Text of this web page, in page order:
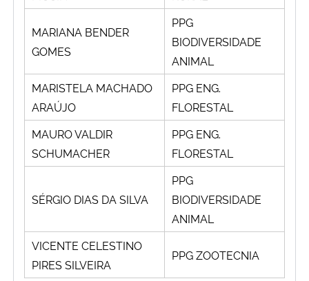
MARIANA BENDER
GOMES
PPG
BIODIVERSIDADE
ANIMAL
MARISTELA MACHADO
ARAÚJO
PPG ENG.
FLORESTAL
MAURO VALDIR
SCHUMACHER
PPG ENG.
FLORESTAL
SÉRGIO DIAS DA SILVA
PPG
BIODIVERSIDADE
ANIMAL
VICENTE CELESTINO
PIRES SILVEIRA
PPG ZOOTECNIA